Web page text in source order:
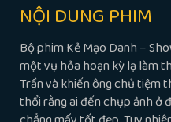
NỘI DUNG PHIM
Bộ phim Kẻ Mạo Danh –
một vụ hỏa hoạn kỳ lạ làm
Trần và khiến ông chủ tiệm
thổi rằng ai đến chụp ảnh ở